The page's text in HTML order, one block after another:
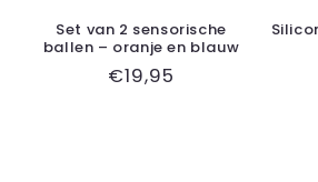
Set van 2 sensorische
ballen – oranje en blauw
Normale
€19,95